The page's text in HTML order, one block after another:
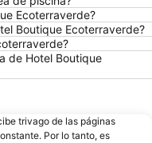
Ecoterraverde?
Boutique Ecoterraverde?
de Hotel Boutique
trivago de las páginas
Por lo tanto, es